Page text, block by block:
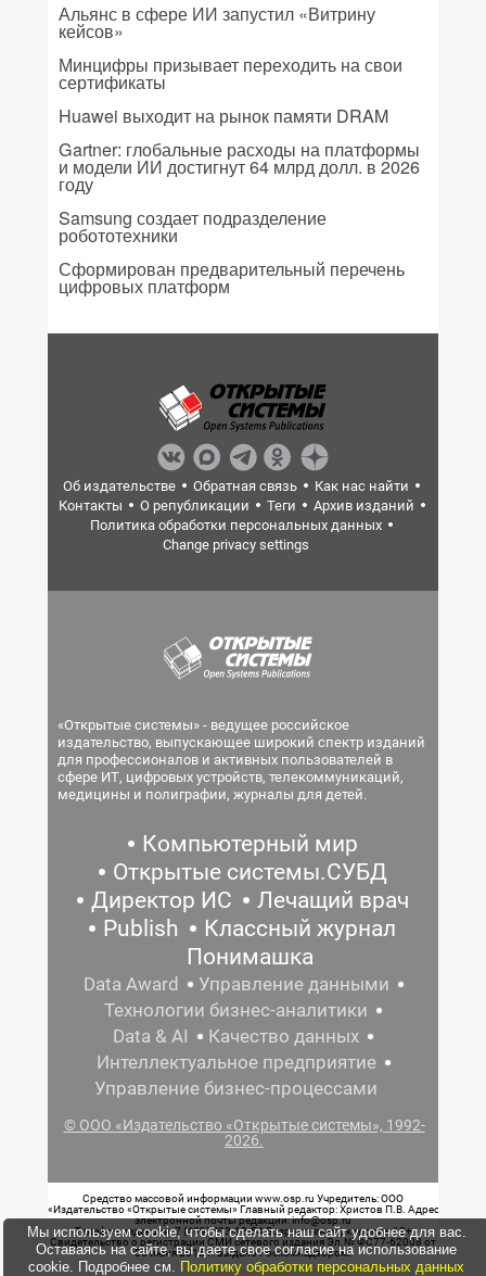
Альянс в сфере ИИ запустил «Витрину
кейсов»
Минцифры призывает переходить на свои
сертификаты
Huawei выходит на рынок памяти DRAM
Gartner: глобальные расходы на платформы
и модели ИИ достигнут 64 млрд долл. в 2026
году
Samsung создает подразделение
робототехники
Сформирован предварительный перечень
цифровых платформ
Об издательстве Обратная связь
Как нас найти
Контакты
О републикации Теги
Архив изданий
Политика обработки персональных данных
Change privacy settings
«Открытые системы» - ведущее российское
издательство, выпускающее широкий спектр изданий
для профессионалов и активных пользователей в
сфере ИТ, цифровых устройств, телекоммуникаций,
медицины и полиграфии, журналы для детей.
Компьютерный мир
Открытые системы.СУБД
Директор ИС
Лечащий врач
Publish
Классный журнал
Понимашка
Data Award
Управление данными
Технологии бизнес-аналитики
Data & AI
Качество данных
Интеллектуальное предприятие
Управление бизнес-процессами
© ООО «Издательство «Открытые системы», 1992-
2026.
Средство массовой информации www.osp.ru Учредитель: ООО
«Издательство «Открытые системы» Главный редактор: Христов П.В. Адрес
электронной почты редакции: info@osp.ru
Телефон редакции: 7 (499) 703-18-54 Возрастная маркировка: 12+
Свидетельство о регистрации СМИ сетевого издания Эл.№ ФС77-62008 от
05 июня 2015 г. выдано Роскомнадзором.
Мы используем cookie, чтобы сделать наш сайт удобнее для вас.
Оставаясь на сайте, вы даете свое согласие на использование
cookie. Подробнее см. Политику обработки персональных данных